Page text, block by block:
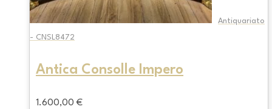
Antiquariato
- CNSL8472
Antica Consolle Impero
1.600,00 €